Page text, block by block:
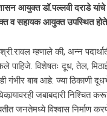
आयुक्त डॉ.पल्लवी दराडे यांचे
व सहायक आयुक्त उपस्थित
म्हणाले की, अन्न
पाहिजे. विशेषतः दूध, तेल,
गंभीर बाब आहे. ज्या ठिकाणी
जबाबदारी निश्चित
जनतेमध्ये विश्वास